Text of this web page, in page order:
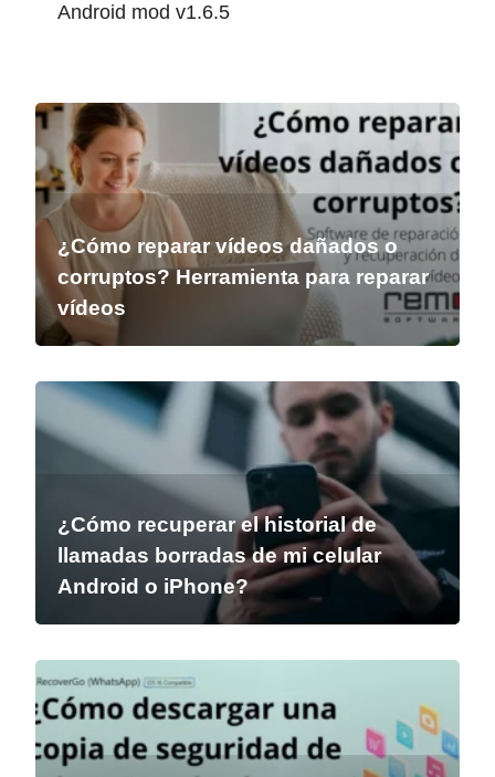
Android mod v1.6.5
¿Cómo reparar vídeos dañados o
corruptos? Herramienta para reparar
vídeos
¿Cómo recuperar el historial de
llamadas borradas de mi celular
Android o iPhone?